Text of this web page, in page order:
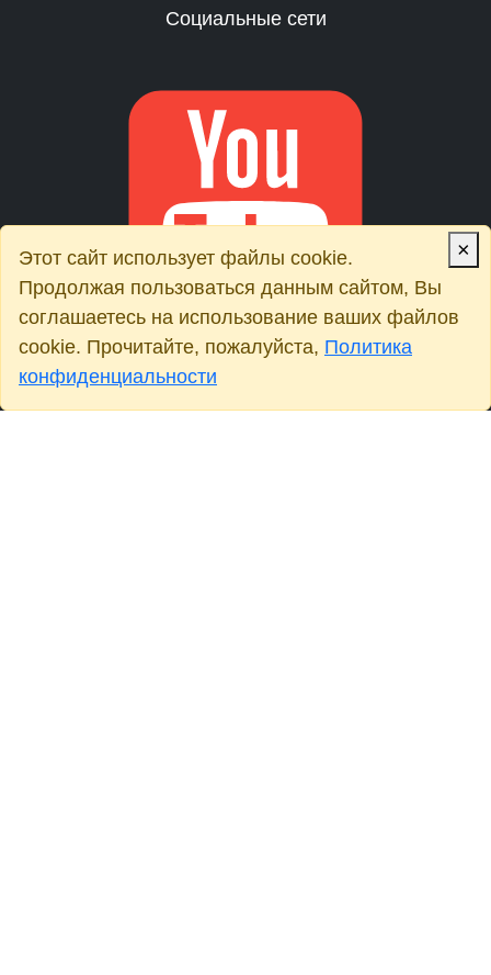
Социальные сети
×
Этот сайт использует файлы cookie.
Продолжая пользоваться данным сайтом, Вы
соглашаетесь на использование ваших файлов
cookie. Прочитайте, пожалуйста, Политика
конфиденциальности